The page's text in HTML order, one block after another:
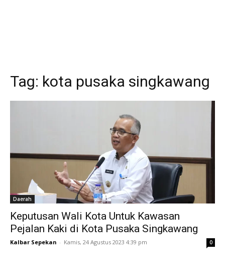
Tag: kota pusaka singkawang
Daerah
Keputusan Wali Kota Untuk Kawasan
Pejalan Kaki di Kota Pusaka Singkawang
Kalbar Sepekan - Kamis, 24 Agustus 2023 4:39 pm 0